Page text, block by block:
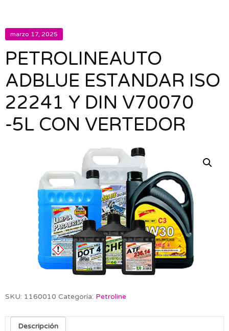
marzo 17, 2025
PETROLINEAUTO
ADBLUE ESTANDAR ISO
22241 Y DIN V70070
-5L CON VERTEDOR
SKU: 1160010 Categoría: Petroline
Descripción